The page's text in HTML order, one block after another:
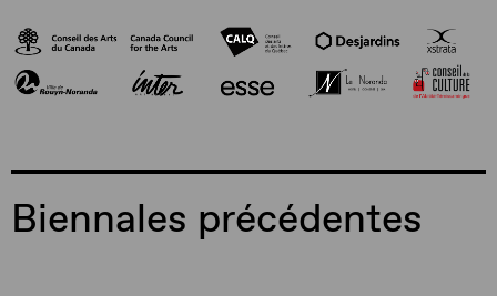
Biennales précédentes